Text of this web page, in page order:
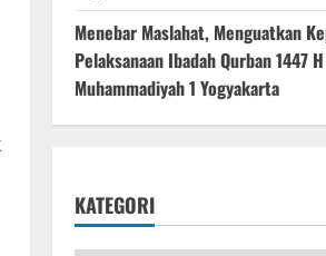
Menebar Maslahat, Menguatkan
Pelaksanaan Ibadah Qurban 1447
Muhammadiyah 1 Yogyakarta
KATEGORI